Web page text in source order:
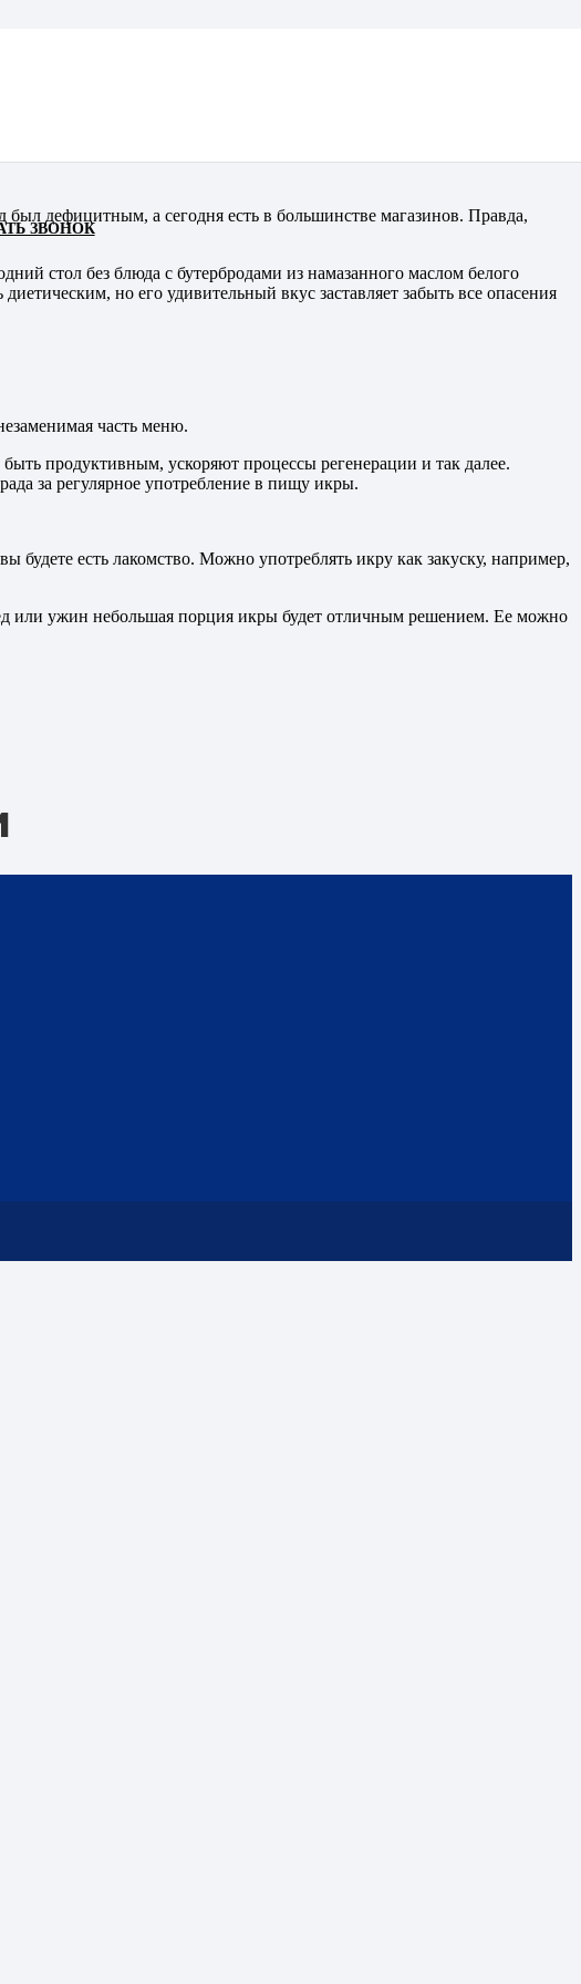
ЗВОНОК
дефицитным, а сегодня есть в большинстве магазинов. Правда,
стол без блюда с бутербродами из намазанного маслом белого
но его удивительный вкус заставляет забыть все опасения
часть меню.
продуктивным, ускоряют процессы регенерации и так далее.
за регулярное употребление в пищу икры.
будете есть лакомство. Можно употреблять икру как закуску, например,
или ужин небольшая порция икры будет отличным решением. Ее можно